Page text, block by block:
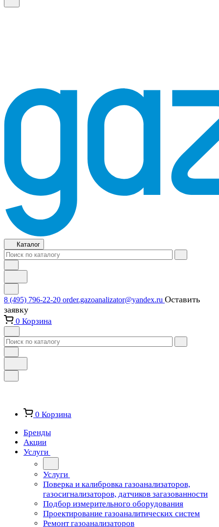
Каталог
8 (495) 796-22-20 order.gazoanalizator@yandex.ru Оставить
заявку
0 Корзина
0 Корзина
Бренды
Акции
Услуги
Услуги
Поверка и калибровка газоанализаторов,
газосигнализаторов, датчиков загазованности
Подбор измерительного оборудования
Проектирование газоаналитических систем
Ремонт газоанализаторов